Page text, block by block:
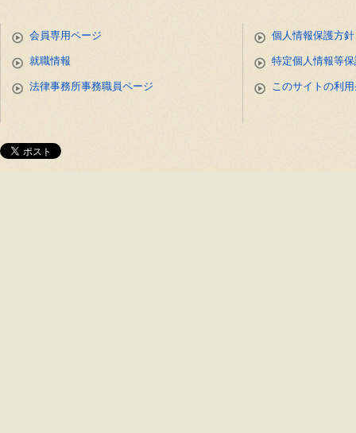
会員専用ページ
就職情報
法律事務所事務職員ページ
個人情報保護方針
特定個人情報等
このサイトの利